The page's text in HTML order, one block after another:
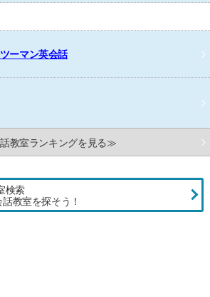
ーマン英会話
教室ランキングを見る≫
検索
教室を探そう！